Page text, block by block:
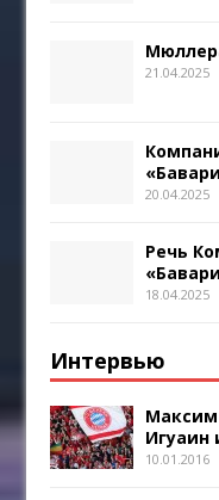
21.04.2025
20.04.2025
Речь
18.04.2025
Интервью
Игуаин
10.01.2016